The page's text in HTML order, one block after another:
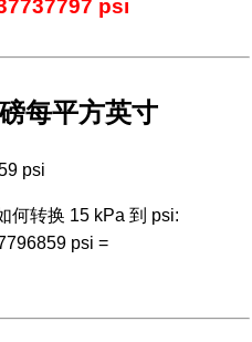
psi
每平方英寸
psi
何转换 15 kPa 到 psi:
psi =